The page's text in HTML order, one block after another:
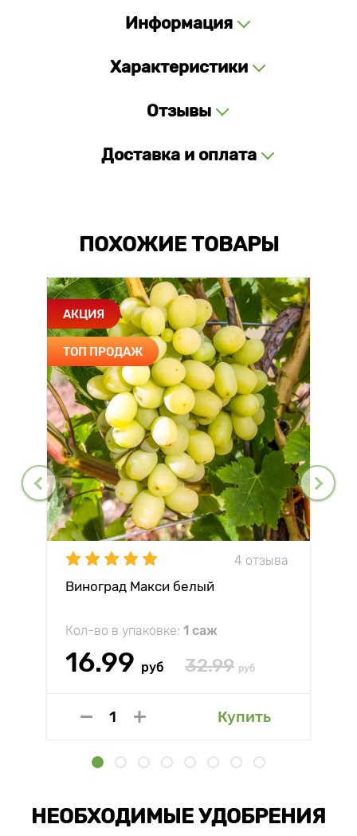
Информация
Характеристики
Отзывы
Доставка и оплата
ПОХОЖИЕ ТОВАРЫ
АКЦИЯ
ТОП ПРОДАЖ
4 отзыва
Виноград Макси белый
Кол-во в упаковке: 1 саж
16.99 руб 32.99 руб
Купить
НЕОБХОДИМЫЕ УДОБРЕНИЯ